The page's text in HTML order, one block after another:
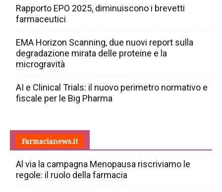
Rapporto EPO 2025, diminuiscono i brevetti
farmaceutici
EMA Horizon Scanning, due nuovi report sulla
degradazione mirata delle proteine e la
microgravità
AI e Clinical Trials: il nuovo perimetro normativo e
fiscale per le Big Pharma
Farmacianews.it
Al via la campagna Menopausa riscriviamo le
regole: il ruolo della farmacia